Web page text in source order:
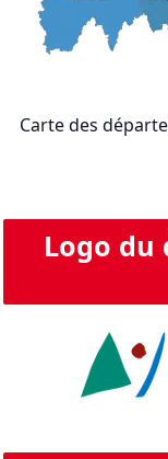
Carte des
Logo du